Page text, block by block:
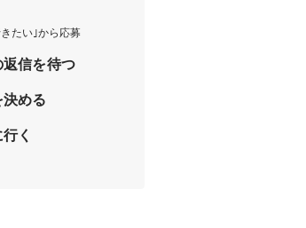
たい｣から応募
信を待つ
める
く